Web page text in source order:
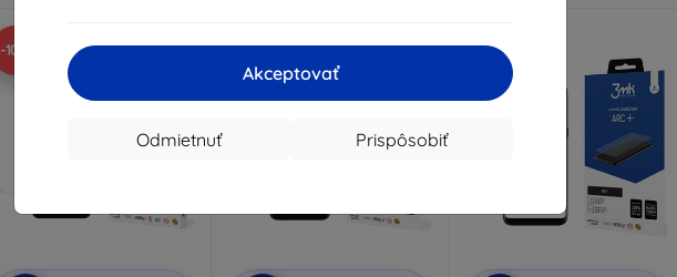
Akceptovať
Prispôsobiť
Odmietnuť
-10% -10% -10%